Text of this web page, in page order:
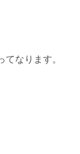
なります。